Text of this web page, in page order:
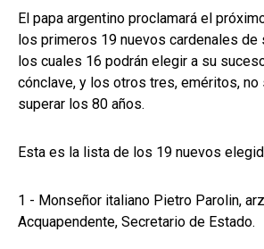
El papa argentino proclamará el
los primeros 19 nuevos cardenales de
los cuales 16 podrán elegir a su
cónclave, y los otros tres, eméritos, no
superar los 80 años.
Esta es la lista de los 19 nuevos
1 - Monseñor italiano Pietro Parolin,
Acquapendente, Secretario de Estado.